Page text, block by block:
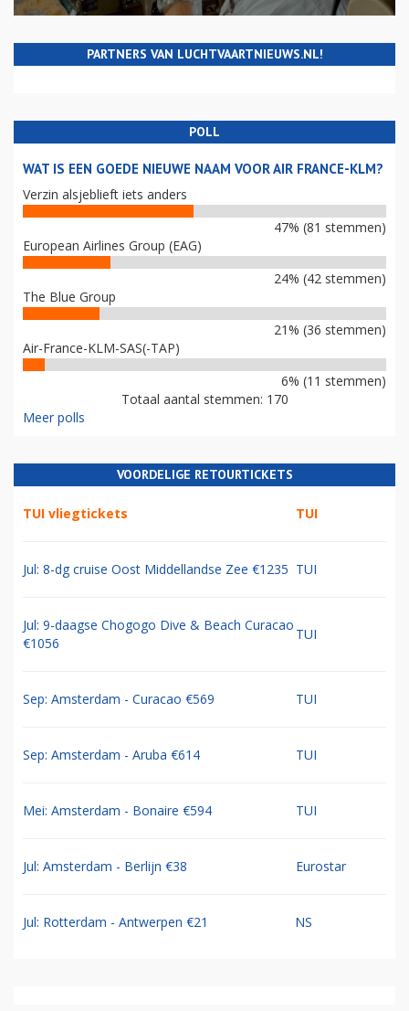
PARTNERS VAN LUCHTVAARTNIEUWS.NL!
POLL
WAT IS EEN GOEDE NIEUWE NAAM VOOR AIR FRANCE-KLM?
Verzin alsjeblieft iets anders
47% (81 stemmen)
European Airlines Group (EAG)
24% (42 stemmen)
The Blue Group
21% (36 stemmen)
Air-France-KLM-SAS(-TAP)
6% (11 stemmen)
Totaal aantal stemmen: 170
Meer polls
VOORDELIGE RETOURTICKETS
TUI vliegtickets TUI
Jul: 8-dg cruise Oost Middellandse Zee €1235 TUI
Jul: 9-daagse Chogogo Dive & Beach Curacao
€1056
TUI
Sep: Amsterdam - Curacao €569 TUI
Sep: Amsterdam - Aruba €614 TUI
Mei: Amsterdam - Bonaire €594 TUI
Jul: Amsterdam - Berlijn €38 Eurostar
Jul: Rotterdam - Antwerpen €21 NS